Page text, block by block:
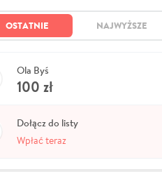
OSTATNIE NAJWYŻSZE
Ola Byś
100 zł
Dołącz do listy
Wpłać teraz